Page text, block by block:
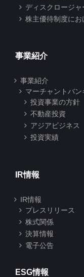
ディスクロージャ
株主優待制度に
事業紹介
事業紹介
マーチャントバン
投資事業の方針
不動産投資
アジアビジネス
投資実績
IR情報
IR情報
プレスリリース
株式関係
決算情報
電子公告
ESG情報